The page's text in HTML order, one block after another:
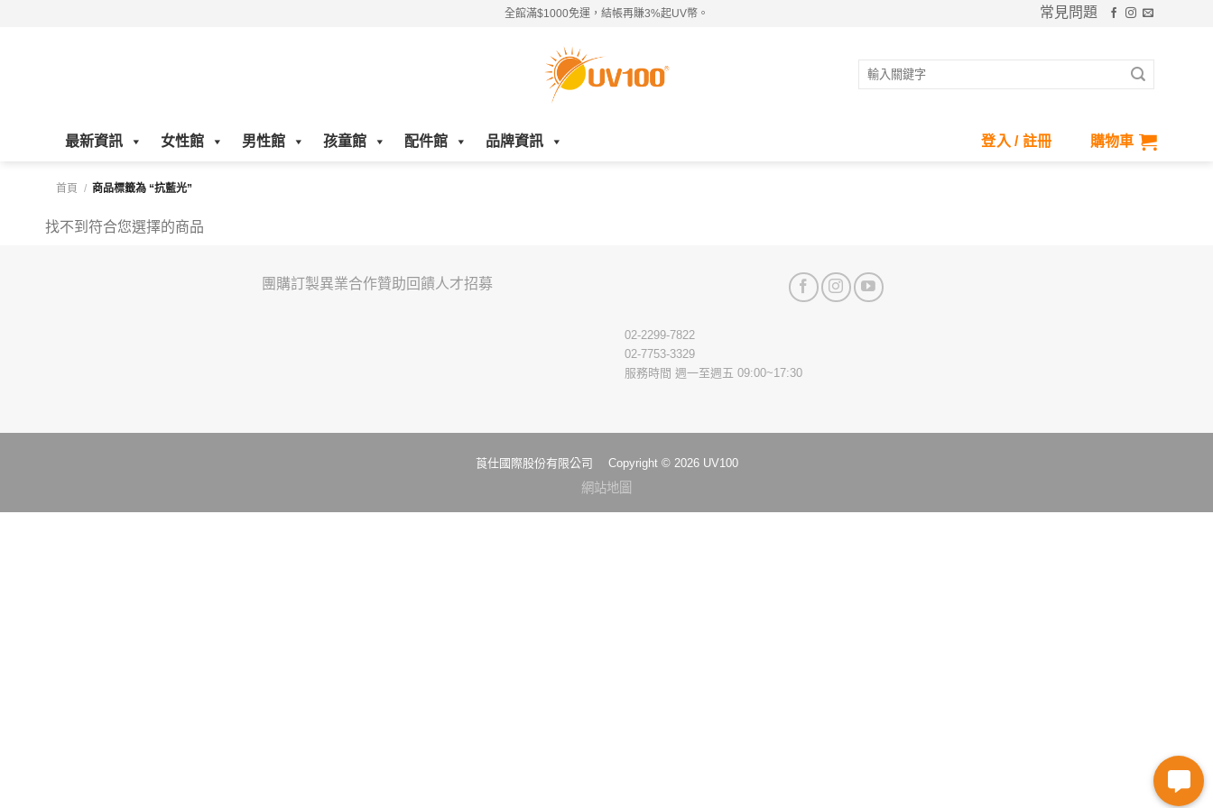
全館滿$1000免運，結帳再賺3%起UV幣。 常見問題
搜
最新資訊 女性館 男性館 孩童館 配件館 品牌資訊 登入 / 註冊 購物車
首頁 / 商品標籤為 “抗藍光”
找不到符合您選擇的商品
團購訂製異業合作贊助回饋人才招募
02-2299-7822
02-7753-3329
服務時間 週一至週五 09:00~17:30
莨仕國際股份有限公司 Copyright © 2026 UV100
網站地圖